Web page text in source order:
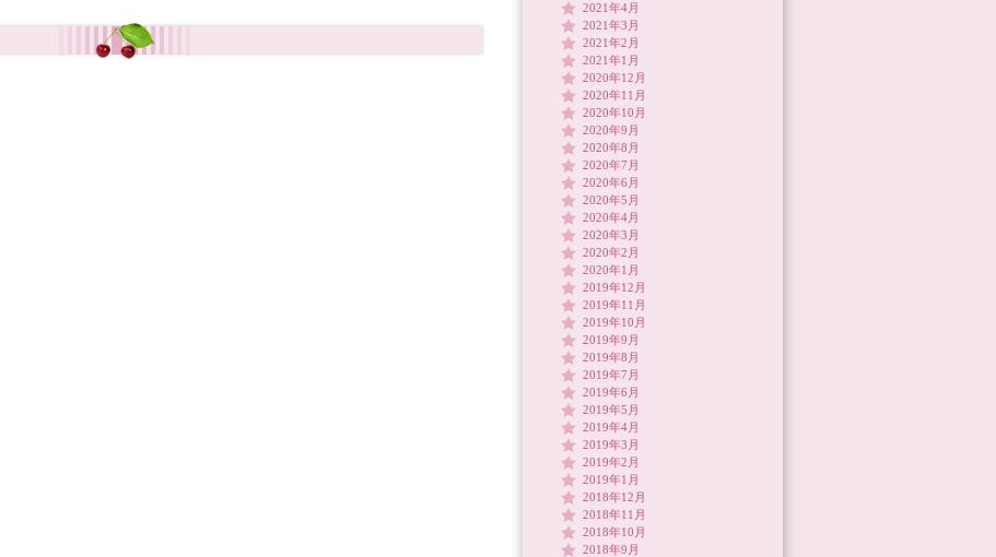
2021年4月
2021年3月
2021年2月
2021年1月
2020年12月
2020年11月
2020年10月
2020年9月
2020年8月
2020年7月
2020年6月
2020年5月
2020年4月
2020年3月
2020年2月
2020年1月
2019年12月
2019年11月
2019年10月
2019年9月
2019年8月
2019年7月
2019年6月
2019年5月
2019年4月
2019年3月
2019年2月
2019年1月
2018年12月
2018年11月
2018年10月
2018年9月